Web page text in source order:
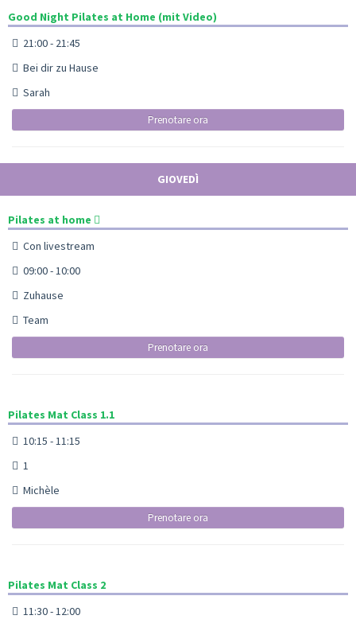
Good Night Pilates at Home (mit Video)
21:00 - 21:45
Bei dir zu Hause
Sarah
Prenotare ora
GIOVEDÌ
Pilates at home
Con livestream
09:00 - 10:00
Zuhause
Team
Prenotare ora
Pilates Mat Class 1.1
10:15 - 11:15
1
Michèle
Prenotare ora
Pilates Mat Class 2
11:30 - 12:00